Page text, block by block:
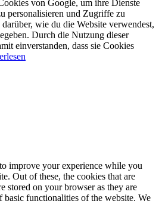
von Google, um ihre Dienste
personalisieren und Zugriffe zu
wie du die Website verwendest,
Durch die Nutzung dieser
einverstanden, dass sie Cookies
improve your experience while you
Out of these, the cookies that are
stored on your browser as they are
functionalities of the website. We